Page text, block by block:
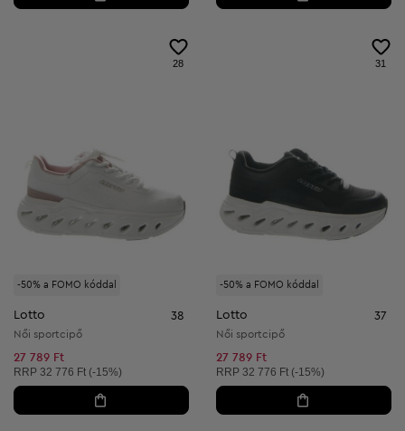
-50% a FOMO kóddal
28
Lotto 38
Női sportcipő
27 789 Ft
Ajánlott ár:
RRP 32 776 Ft (-15%)
-50% a FOMO kóddal
31
Lotto 37
Női sportcipő
27 789 Ft
Ajánlott ár:
RRP 32 776 Ft (-15%)